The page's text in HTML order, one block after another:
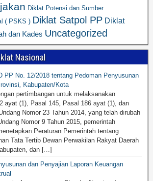
Diklat Potensi dan Sumber
( PSKS ) Diklat Satpol PP Diklat
dan Kades Uncategorized
Nasional
PP No. 12/2018 tentang Pedoman Penyusunan
Kabupaten/Kota
pertimbangan untuk melaksanakan
ayat (1), Pasal 145, Pasal 186 ayat (1), dan
Nomor 23 Tahun 2014, yang telah dirubah
Nomor 9 Tahun 2015, pemerintah
Peraturan Pemerintah tentang
Tata Tertib Dewan Perwakilan Rakyat Daerah
dan […]
dan Penyajian Laporan Keuangan